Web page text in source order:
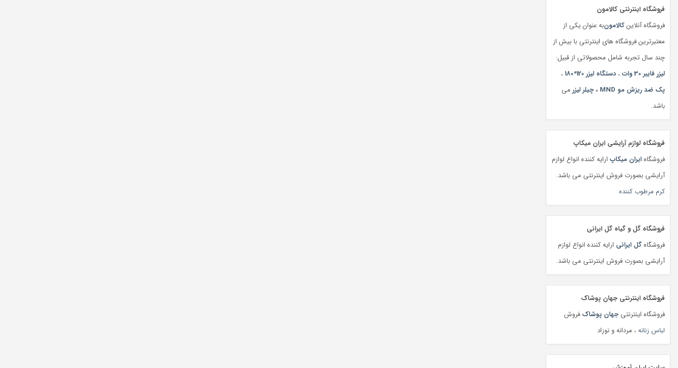
فروشگاه اینترنتی کالامون
فروشگاه آنلاینکالامونبه عنوان یکی از
معتبرترین فروشگاه های اینترنتی با بیش از
چند سال تجربه شامل محصولاتی از قبیل:
لیزر فایبر 30 وات
، دستگاه لیزر 120*180
،
پک ضد ریزش مو MND
، چیلر لیزر می
باشد.
فروشگاه لوازم آرایشی ایران میکاپ
فروشگاهایران میکاپ ارایه کننده انواع لوازم
آرایشی بصورت فروش اینترنتی می باشد.
کرم مرطوب کننده
فروشگاه گل و گیاه گل ایرانی
فروشگاهگل ایرانی ارایه کننده انواع لوازم
آرایشی بصورت فروش اینترنتی می باشد.
فروشگاه اینترنتی جهان پوشاک
فروشگاه اینترنتی جهان پوشاکفروش
لباس زنانه ، مردانه و نوزاد